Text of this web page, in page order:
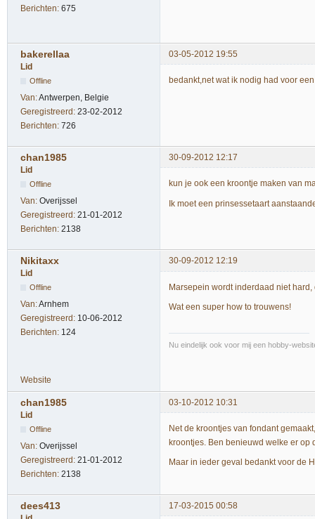
Berichten: 675
bakerellaa
03-05-2012 19:55
Lid
Offline
Van:Antwerpen, Belgie
Geregistreerd: 23-02-2012
Berichten: 726
bedankt,net wat ik nodig had voor
chan1985
30-09-2012 12:17
Lid
Offline
Van: Overijssel
Geregistreerd: 21-01-2012
Berichten: 2138
kun je ook een kroontje maken van
Ik moet een prinsessetaart
Nikitaxx
30-09-2012 12:19
Lid
Offline
Van:Arnhem
Geregistreerd: 10-06-2012
Berichten: 124
Marsepein wordt inderdaad niet
Wat een super how to trouwens!
Nu eindelijk ook voor mij een hobby-
Website
chan1985
03-10-2012 10:31
Lid
Offline
Van: Overijssel
Geregistreerd: 21-01-2012
Berichten: 2138
Net de kroontjes van fondant
kroontjes. Ben benieuwd welke er
Maar in ieder geval bedankt voor de
dees413
17-03-2015 00:58